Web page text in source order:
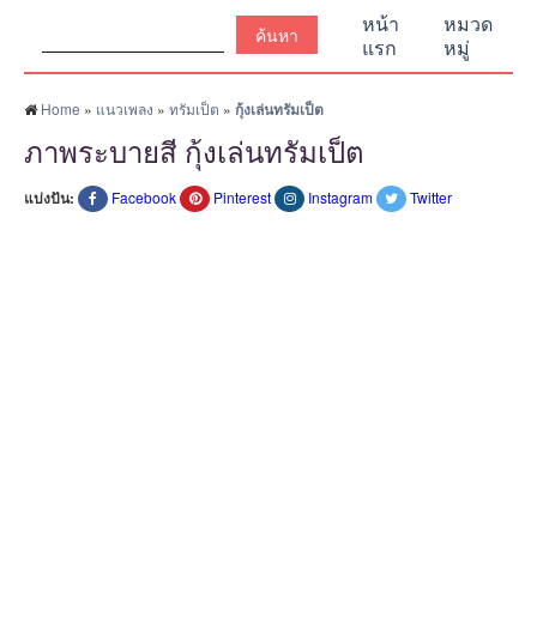
หน้า
แรก
หมวด
หมู่
Home » แนวเพลง » ทรัมเป็ต » กุ้งเล่นทรัมเป็ต
ภาพระบายสี กุ้งเล่นทรัมเป็ต
แบ่งปัน: Facebook Pinterest Instagram Twitter